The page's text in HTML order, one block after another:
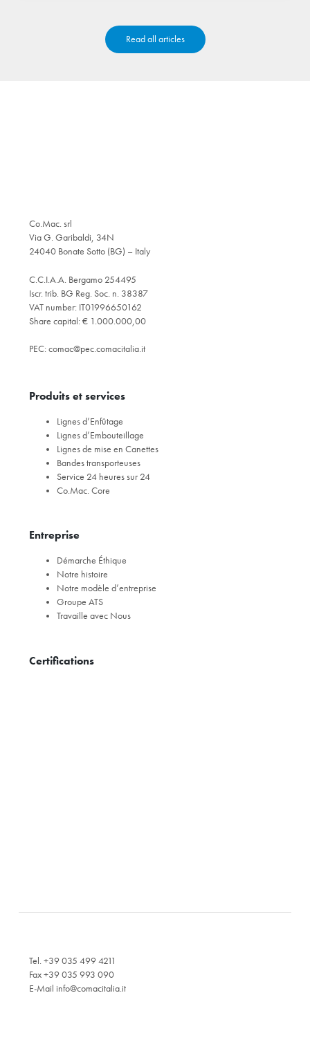
Read all articles
Co.Mac. srl
Via G. Garibaldi, 34N
24040 Bonate Sotto (BG) – Italy
C.C.I.A.A. Bergamo 254495
Iscr. trib. BG Reg. Soc. n. 38387
VAT number: IT01996650162
Share capital: € 1.000.000,00
PEC: comac@pec.comacitalia.it
Produits et services
Lignes d’Enfûtage
Lignes d’Embouteillage
Lignes de mise en Canettes
Bandes transporteuses
Service 24 heures sur 24
Co.Mac. Core
Entreprise
Démarche Éthique
Notre histoire
Notre modèle d’entreprise
Groupe ATS
Travaille avec Nous
Certifications
Tel. +39 035 499 4211
Fax +39 035 993 090
E-Mail info@comacitalia.it